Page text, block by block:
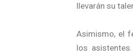
llevarán su
Asimismo, el
los